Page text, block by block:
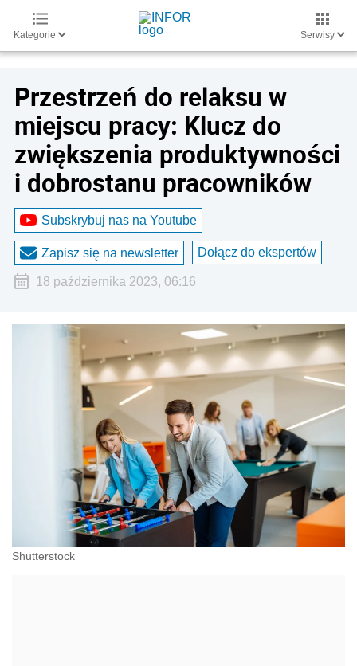
Kategorie Serwisy
Przestrzeń do relaksu w
miejscu pracy: Klucz do
zwiększenia produktywności
i dobrostanu pracowników
Subskrybuj nas na Youtube
Zapisz się na newsletter Dołącz do ekspertów
18 października 2023, 06:16
Shutterstock